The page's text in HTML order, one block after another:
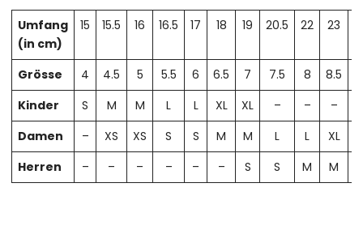
Umfang
(in cm)
15 15.5 16 16.5 17 18 19 20.5 22 23
Grösse 4 4.5 5 5.5 6 6.5 7 7.5 8 8.5
Kinder
S M M L L XL XL – – –
Damen
– XS XS S S M M L L XL
Herren
– – – – – – S S M M